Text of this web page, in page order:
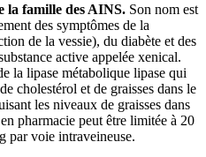
la famille des AINS. Son nom est
des symptômes de la
de la vessie), du diabète et des
active appelée xenical.
la lipase métabolique lipase qui
cholestérol et de graisses dans le
les niveaux de graisses dans
pharmacie peut être limitée à 20
par voie intraveineuse.